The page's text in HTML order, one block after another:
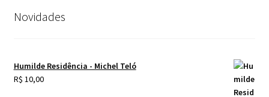
Novidades
Humilde Residência - Michel Teló
R$ 10,00